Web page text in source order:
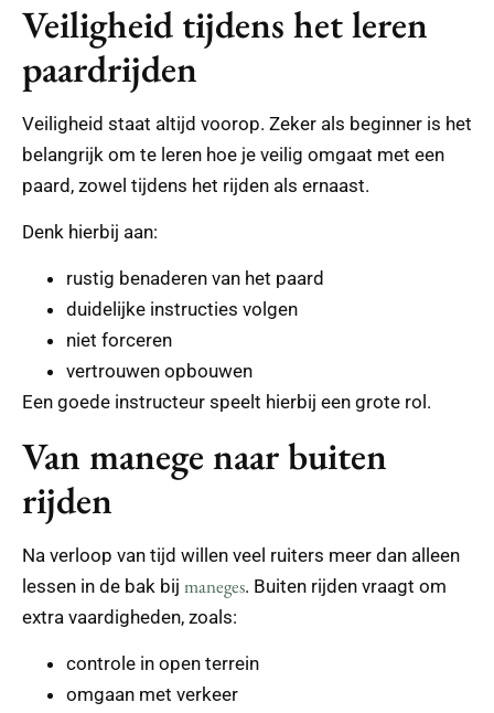
Veiligheid tijdens het leren
paardrijden
Veiligheid staat altijd voorop. Zeker als beginner is het
belangrijk om te leren hoe je veilig omgaat met een
paard, zowel tijdens het rijden als ernaast.
Denk hierbij aan:
rustig benaderen van het paard
duidelijke instructies volgen
niet forceren
vertrouwen opbouwen
Een goede instructeur speelt hierbij een grote rol.
Van manege naar buiten
rijden
Na verloop van tijd willen veel ruiters meer dan alleen
lessen in de bak bij maneges. Buiten rijden vraagt om
extra vaardigheden, zoals:
controle in open terrein
omgaan met verkeer